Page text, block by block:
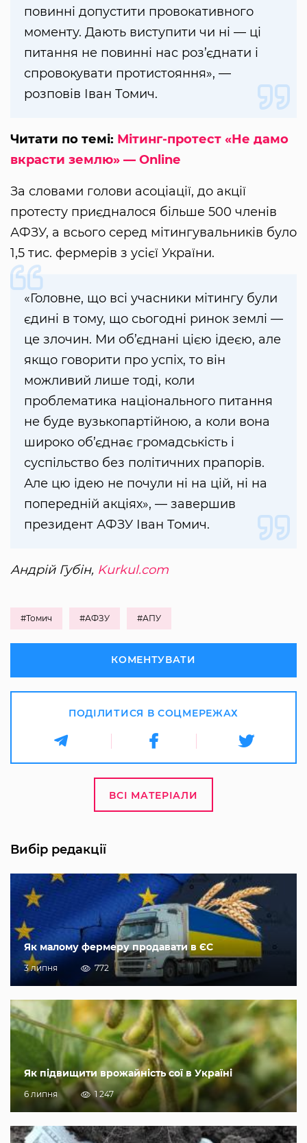
повинні допустити провокативного
моменту. Дають виступити чи ні — ці
питання не повинні нас роз’єднати і
спровокувати протистояння», —
розповів Іван Томич.
Читати по темі: Мітинг-протест «Не дамо
вкрасти землю» — Online
За словами голови асоціації, до акції
протесту приєдналося більше 500 членів
АФЗУ, а всього серед мітингувальників було
1,5 тис. фермерів з усієї України.
«Головне, що всі учасники мітингу були
єдині в тому, що сьогодні ринок землі —
це злочин. Ми об’єднані цією ідеєю, але
якщо говорити про успіх, то він
можливий лише тоді, коли
проблематика національного питання
не буде вузькопартійною, а коли вона
широко об’єднає громадськість і
суспільство без політичних прапорів.
Але цю ідею не почули ні на цій, ні на
попередній акціях», — завершив
президент АФЗУ Іван Томич.
Андрій Губін, Kurkul.com
#Томич #АФЗУ #АПУ
КОМЕНТУВАТИ
ПОДІЛИТИСЯ В СОЦМЕРЕЖАХ
ВСІ МАТЕРІАЛИ
Вибір редакції
Як малому фермеру продавати в ЄС
3 липня 772
Як підвищити врожайність сої в Україні
6 липня 1 247